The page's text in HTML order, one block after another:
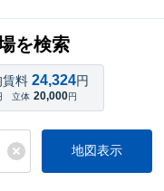
を検索
賃料 24,324円
立体 20,000円
地図表示